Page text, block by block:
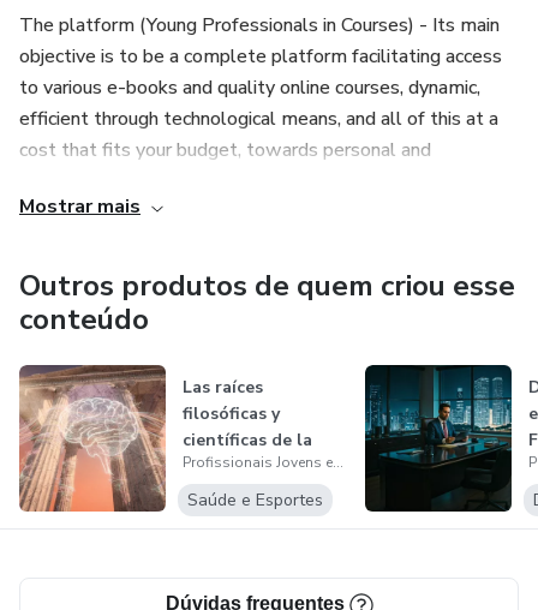
The platform (Young Professionals in Courses) - Its main
objective is to be a complete platform facilitating access
to various e-books and quality online courses, dynamic,
efficient through technological means, and all of this at a
cost that fits your budget, towards personal and
objetivo principal es ser una plataforma completa que
facilite el acceso a diversos libros electrónicos y cursos en
línea de calidad, dinámica, eficiente a través de medios
tecnológicos, y todo esto a un costo que se ajuste a su
presupuesto, hacia el progreso personal y profesional.
Confira nosso site - (
https://sites.google.com/view/pjccursosonline/
authuser=0 )
Para quem é PJC?
Mostrar mais
Outros produtos de quem criou esse
conteúdo
Las raíces
filosóficas y
científicas de la
psicología en la... Profissionais Jovens em Cursos
Saúde e Esportes
Dúvidas frequentes